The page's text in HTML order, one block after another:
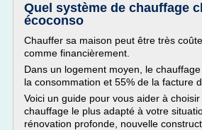
Quel système de chauffage
écoconso
Chauffer sa maison peut être très
comme financièrement.
Dans un logement moyen, le
la consommation et 55% de la facture
Voici un guide pour vous aider à
chauffage le plus adapté à votre
rénovation profonde, nouvelle